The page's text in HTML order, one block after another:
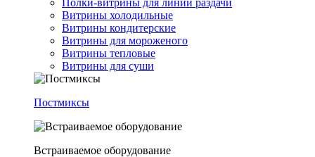
Полки-витрины для линий раздачи
Витрины холодильные
Витрины кондитерские
Витрины для мороженого
Витрины тепловые
Витрины для суши
Постмиксы
Встраиваемое оборудование